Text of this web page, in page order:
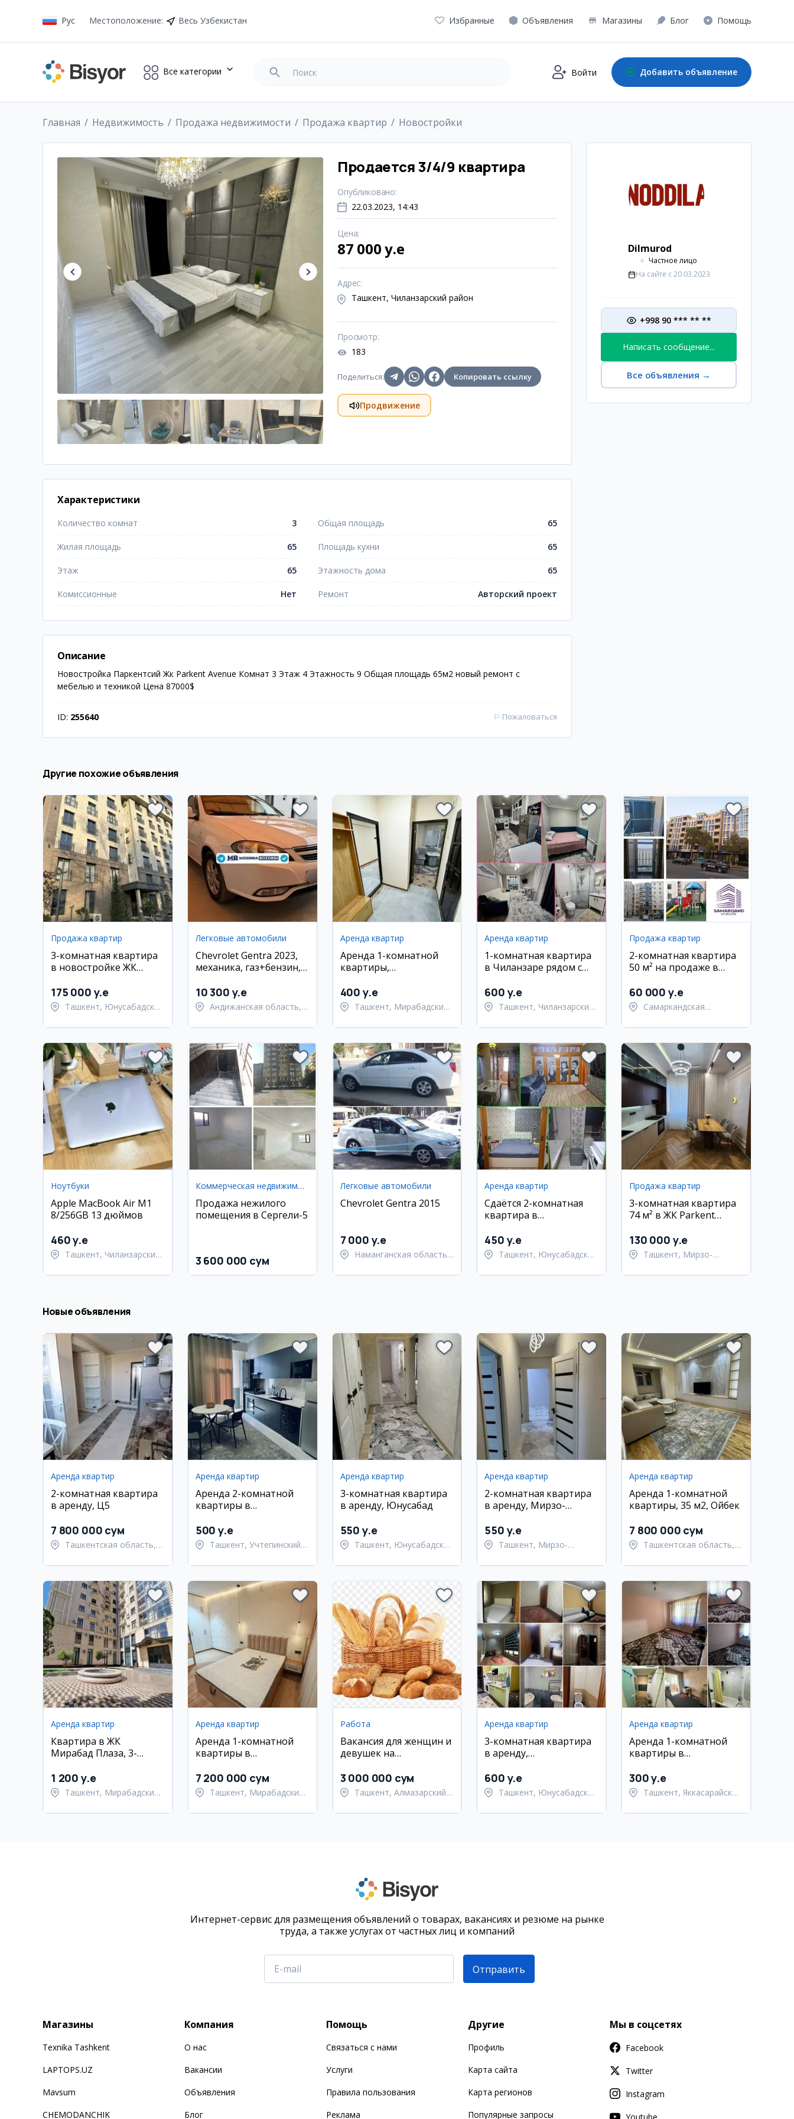
Рус Местоположение: Весь Узбекистан Избранные Объявления Магазины Блог Помощь
Все категории Войти Добавить объявление
Главная Недвижимость Продажа недвижимости Продажа квартир Новостройки
Продается 3/4/9 квартира
Опубликовано:
22.03.2023, 14:43
Цена:
87 000 y.e
Адрес:
Ташкент, Чиланзарский район
Просмотр:
183
Поделиться: Копировать ссылку
Продвижение
Характеристики
Количество комнат 3 Общая площадь 65
Жилая площадь 65 Площадь кухни 65
Этаж 65 Этажность дома 65
Комиссионные Нет Ремонт Авторский проект
Описание
Новостройка Паркентсий Жк Parkent Avenue Комнат 3 Этаж 4 Этажность 9 Общая площадь 65м2 новый ремонт с
мебелью и техникой Цена 87000$
ID: 255640 ⚐ Пожаловаться
Dilmurod
Частное лицо
На сайте с 20.03.2023
+998 90 *** ** **
Написать сообщение...
Все объявления →
Другие похожие объявления
Продажа квартир
3-комнатная квартира
в новостройке ЖК
175 000 y.e
Ташкент, Юнусабадский
Легковые автомобили
Chevrolet Gentra 2023,
механика, газ+бензин,
Андижан
10 300 y.e
Андижанская область,
Аренда квартир
Аренда 1-комнатной
квартиры,
400 y.e
Ташкент, Мирабадский
Аренда квартир
1-комнатная квартира
в Чиланзаре рядом с
метро
600 y.e
Ташкент, Чиланзарский
Продажа квартир
2-комнатная квартира
50 м² на продаже в
60 000 y.e
Самаркандская
Самаркандский район
Ноутбуки
Apple MacBook Air M1
8/256GB 13 дюймов
460 y.e
Ташкент, Чиланзарский
Коммерческая недвижимость
Продажа нежилого
помещения в Сергели-5
3 600 000 сум
Легковые автомобили
Chevrolet Gentra 2015
7 000 y.e
Наманганская область,
Аренда квартир
Сдаётся 2-комнатная
квартира в
450 y.e
Ташкент, Юнусабадский
Продажа квартир
3-комнатная квартира
74 м² в ЖК Parkent
130 000 y.e
Ташкент, Мирзо-
Новые объявления
Аренда квартир
2-комнатная квартира
в аренду, Ц5
7 800 000 сум
Ташкентская область,
Аренда квартир
Аренда 2-комнатной
квартиры в
500 y.e
Ташкент, Учтепинский
Аренда квартир
3-комнатная квартира
в аренду, Юнусабад
550 y.e
Ташкент, Юнусабадский
Аренда квартир
2-комнатная квартира
в аренду, Мирзо-
550 y.e
Ташкент, Мирзо-
Аренда квартир
Аренда 1-комнатной
квартиры, 35 м2, Ойбек
7 800 000 сум
Ташкентская область,
Аренда квартир
Квартира в ЖК
Мирабад Плаза, 3-
1 200 y.e
Ташкент, Мирабадский
Аренда квартир
Аренда 1-комнатной
квартиры в
7 200 000 сум
Ташкент, Мирабадский
Работа
Вакансия для женщин и
девушек на
хлебобулочных изделий
3 000 000 сум
Ташкент, Алмазарский
Аренда квартир
3-комнатная квартира
в аренду,
18 квартал
600 y.e
Ташкент, Юнусабадский
Аренда квартир
Аренда 1-комнатной
квартиры в
300 y.e
Ташкент, Яккасарайский
Интернет-сервис для размещения объявлений о товарах, вакансиях и резюме на рынке
труда, а также услугах от частных лиц и компаний
Отправить
Магазины
Texnika Tashkent
LAPTOPS.UZ
Mavsum
CHEMODANCHIK
Компания
О нас
Вакансии
Объявления
Блог
Помощь
Связаться с нами
Услуги
Правила пользования
Реклама
Другие
Профиль
Карта сайта
Карта регионов
Популярные запросы
Мы в соцсетях
Facebook
Twitter
Instagram